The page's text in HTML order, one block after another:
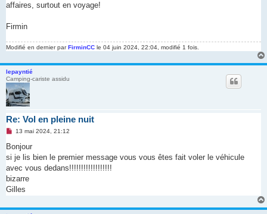
affaires, surtout en voyage!
Firmin
Modifié en dernier parFirminCC le 04 juin 2024, 22:04, modifié 1 fois.
lepayntié
Camping-cariste assidu
Re: Vol en pleine nuit
M
s
a
g
n
o
u
13 mai 2024, 21:12
Bonjour
si je lis bien le premier message vous vous êtes fait voler le véhicule
avec vous dedans!!!!!!!!!!!!!!!!!!
bizarre
Gilles